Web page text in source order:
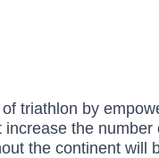
triathlon by
the
the continent will